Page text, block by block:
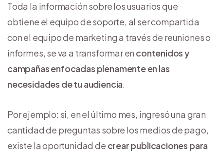
Toda la información sobre los usuarios que
obtiene el equipo de soporte, al ser compartida
con el equipo de marketing a través de reuniones o
informes, se va a transformar en contenidos y
campañas enfocadas plenamente en las
necesidades de tu audiencia.
Por ejemplo: si, en el último mes, ingresó una gran
cantidad de preguntas sobre los medios de pago,
existe la oportunidad de crear publicaciones para